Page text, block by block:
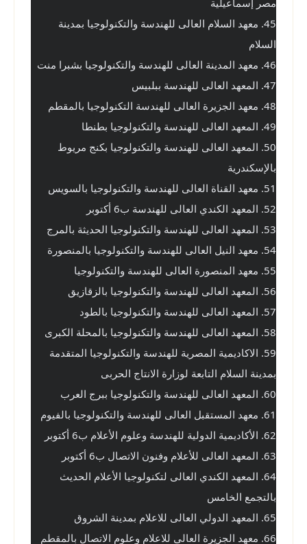
السلام
46. معهد المدينة العالى للهندسة والتكنولوجيا بشبرا منت
47. المعهد العالى للهندسة ببلبيس
48. معهد الجزيرة العالى للهندسة التكنولوجيا بالمقطم
49. المعهد العالى للهندسة والتكنولوجيا بطنطا
بالإسكندرية
51. معهد القناة العالى للهندسة والتكنولوجيا بالسويس
52. المعهد الكندي العالى للهندسة ب6 أكتوبر
53. المعهد العالى للهندسة والتكنولوجيا الحديثة بالمرج
54. معهد النيل العالى للهندسة والتكنولوجيا بالمنصورة
55. معهد المنصورة العالى للهندسة والتكنولوجيا
56. المعهد العالى للهندسة والتكنولوجيا بالزقازيق
57. المعهد العالى للهندسة والتكنولوجيا بالطود
58. المعهد العالى للهندسة والتكنولوجيا بالمحلة الكبرى
بمدينة السلام التابعة لوزارة الانتاج الحربى
60. المعهد العالى للهندسة والتكنولوجيا ببرج العرب
61. معهد المستقبل العالى للهندسة والتكنولوجيا بالفيوم
62. الأكاديمية الدولية للهندسة وعلوم الأعلام ب6 أكتوبر
63. المعهد العالى للأعلام وفنون الاتصال ب6 أكتوبر
بالتجمع الخامس
65. المعهد الدولي العالى للاعلام بمدينة الشروق
66. معهد الجزيرة العالى للاعلام وعلوم الاتصال بالمقطم